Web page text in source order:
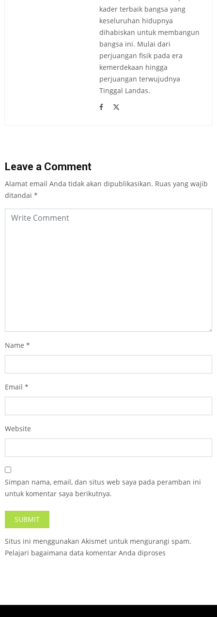
kader terbaik bangsa yang
keseluruhan hidupnya
dihabiskan untuk membangun
bangsa ini. Mulai dari
perjuangan fisik pada era
kemerdekaan hingga
perjuangan terwujudnya
Tinggal Landas.
Leave a Comment
Alamat email Anda tidak akan dipublikasikan. Ruas yang wajib
ditandai *
Name *
Email *
Website
Simpan nama, email, dan situs web saya pada peramban ini
untuk komentar saya berikutnya.
Situs ini menggunakan Akismet untuk mengurangi spam.
Pelajari bagaimana data komentar Anda diproses